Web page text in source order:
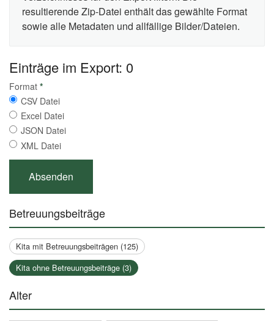
resultierende Zip-Datei enthält das gewählte Format
sowie alle Metadaten und allfällige Bilder/Dateien.
Einträge im Export: 0
Format *
CSV Datei
Excel Datei
JSON Datei
XML Datei
Betreuungsbeiträge
Kita mit Betreuungsbeiträgen (125)
Kita ohne Betreuungsbeiträge (3)
Alter